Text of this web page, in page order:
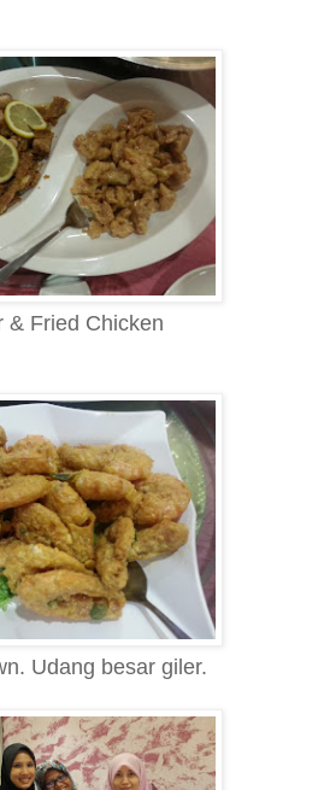
& Fried Chicken
Udang besar giler.